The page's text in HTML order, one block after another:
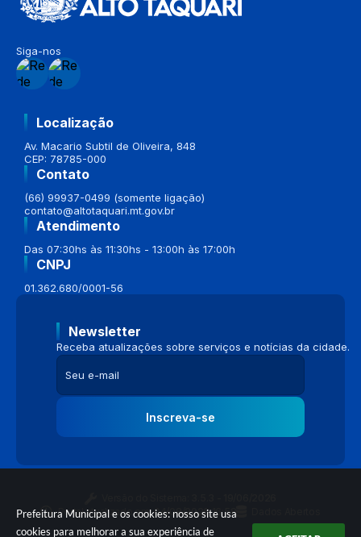
Prefeitura Municipal e os cookies: nosso site usa
cookies para melhorar a sua experiência de
Siga-nos
Localização
Av. Macario Subtil de Oliveira, 848
CEP: 78785-000
Contato
(66) 99937-0499 (somente ligação)
contato@altotaquari.mt.gov.br
Atendimento
Das 07:30hs às 11:30hs - 13:00h às 17:00h
CNPJ
01.362.680/0001-56
Newsletter
Receba atualizações sobre serviços e notícias da cidade.
Inscreva-se
Portal atualizado em:04/08/2026 16:58